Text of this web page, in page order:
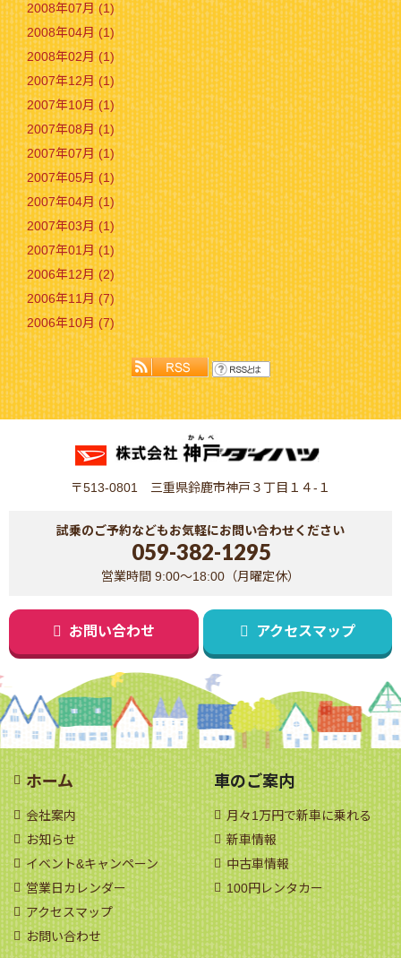
2008年07月 (1)
2008年04月 (1)
2008年02月 (1)
2007年12月 (1)
2007年10月 (1)
2007年08月 (1)
2007年07月 (1)
2007年05月 (1)
2007年04月 (1)
2007年03月 (1)
2007年01月 (1)
2006年12月 (2)
2006年11月 (7)
2006年10月 (7)
〒513-0801 三重県鈴鹿市神戸３丁目１４-１
試乗のご予約などもお気軽にお問い合わせください
059-382-1295
営業時間 9:00～18:00（月曜定休）
お問い合わせ アクセスマップ
ホーム
会社案内
お知らせ
イベント&キャンペーン
営業日カレンダー
アクセスマップ
お問い合わせ
車のご案内
月々1万円で新車に乗れる
新車情報
中古車情報
100円レンタカー